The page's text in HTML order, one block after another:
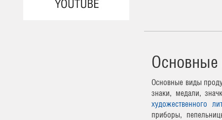
Основные виды
знаки, медали,
художественного
приборы,